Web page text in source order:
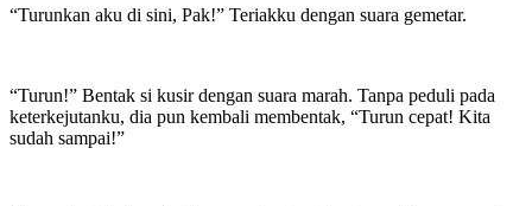
“Turunkan aku di sini, Pak!” Teriakku dengan suara gemetar.
“Turun!” Bentak si kusir dengan suara marah. Tanpa peduli pada
keterkejutanku, dia pun kembali membentak, “Turun cepat! Kita
sudah sampai!”